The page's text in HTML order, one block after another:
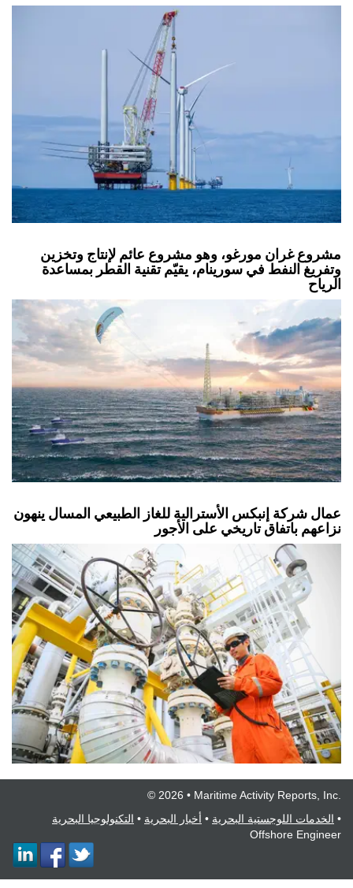
مشروع غران مورغو، وهو مشروع عائم لإنتاج وتخزين
وتفريغ النفط في سورينام، يقيّم تقنية القطر بمساعدة
الرياح
عمال شركة إنبكس الأسترالية للغاز الطبيعي المسال ينهون
نزاعهم باتفاق تاريخي على الأجور
© 2026 • Maritime Activity Reports, Inc.
الخدمات اللوجستية البحرية • أخبار البحرية • التكنولوجيا البحرية
•
Offshore Engineer